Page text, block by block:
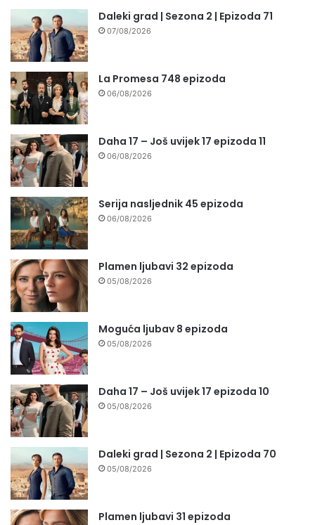
Daleki grad | Sezona 2 | Epizoda 71
07/08/2026
La Promesa 748 epizoda
06/08/2026
Daha 17 – Još uvijek 17 epizoda 11
06/08/2026
Serija nasljednik 45 epizoda
06/08/2026
Plamen ljubavi 32 epizoda
05/08/2026
Moguća ljubav 8 epizoda
05/08/2026
Daha 17 – Još uvijek 17 epizoda 10
05/08/2026
Daleki grad | Sezona 2 | Epizoda 70
05/08/2026
Plamen ljubavi 31 epizoda